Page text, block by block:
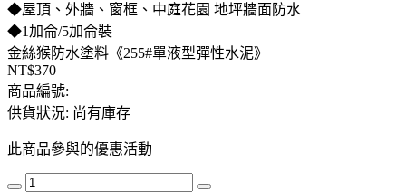
◆屋頂、外牆、窗框、中庭花園 地坪牆面防水
◆1加侖/5加侖裝
金絲猴防水塗料《255#單液型彈性水泥》
NT$370
商品編號:
供貨狀況: 尚有庫存
此商品參與的優惠活動